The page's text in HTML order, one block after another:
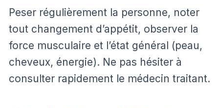
Peser régulièrement la personne, noter
tout changement d’appétit, observer la
force musculaire et l’état général (peau,
cheveux, énergie). Ne pas hésiter à
consulter rapidement le médecin traitant.